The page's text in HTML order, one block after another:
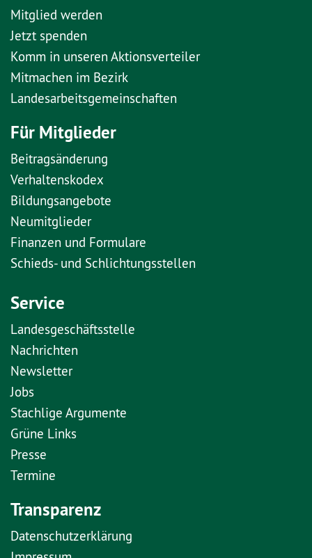
Mitglied werden
Jetzt spenden
Komm in unseren Aktionsverteiler
Mitmachen im Bezirk
Landesarbeitsgemeinschaften
Für Mitglieder
Beitragsänderung
Verhaltenskodex
Bildungsangebote
Neumitglieder
Finanzen und Formulare
Schieds- und Schlichtungsstellen
Service
Landesgeschäftsstelle
Nachrichten
Newsletter
Jobs
Stachlige Argumente
Grüne Links
Presse
Termine
Transparenz
Datenschutzerklärung